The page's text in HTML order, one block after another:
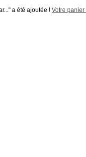
a été ajoutée ! Votre